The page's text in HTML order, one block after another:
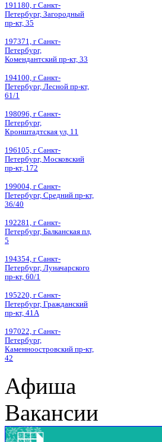
191180, г Санкт-
Петербург, Загородный
пр-кт, 35
197371, г Санкт-
Петербург,
Комендантский пр-кт, 33
194100, г Санкт-
Петербург, Лесной пр-кт,
61/1
198096, г Санкт-
Петербург,
Кронштадтская ул, 11
196105, г Санкт-
Петербург, Московский
пр-кт, 172
199004, г Санкт-
Петербург, Средний пр-кт,
36/40
192281, г Санкт-
Петербург, Балканская пл,
5
194354, г Санкт-
Петербург, Луначарского
пр-кт, 60/1
195220, г Санкт-
Петербург, Гражданский
пр-кт, 41А
197022, г Санкт-
Петербург,
Каменноостровский пр-кт,
42
Афиша
Вакансии